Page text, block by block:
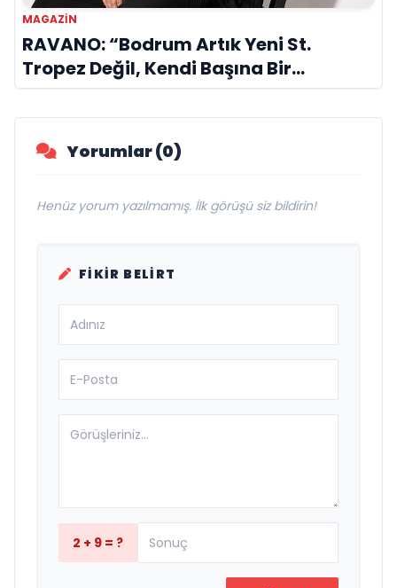
MAGAZİN
RAVANO: “Bodrum Artık Yeni St.
Tropez Değil, Kendi Başına Bir
Referans”
Yorumlar (0)
Henüz yorum yazılmamış. İlk görüşü siz bildirin!
FIKIR BELIRT
2 + 9 = ?